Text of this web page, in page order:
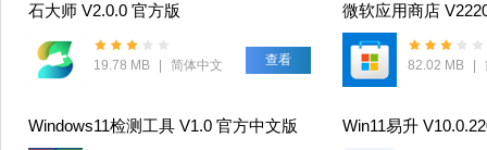
石大师 V2.0.0 官方版
19.78 MB | 简体中文 查看 82.02 MB |
Windows11检测工具 V1.0 官方中文版 Win11易升